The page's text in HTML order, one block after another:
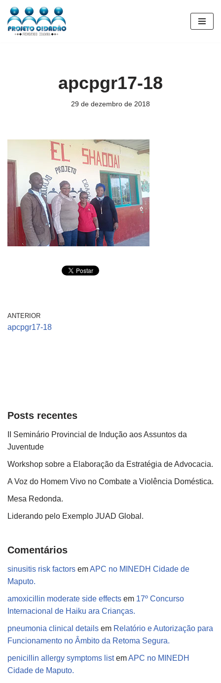
Pular
apcpgr17-18
29 de dezembro de 2018
ANTERIOR
apcpgr17-18
Posts recentes
II Seminário Provincial de Indução aos Assuntos da
Juventude
Workshop sobre a Elaboração da Estratégia de Advocacia.
A Voz do Homem Vivo no Combate a Violência Doméstica.
Mesa Redonda.
Liderando pelo Exemplo JUAD Global.
Comentários
sinusitis risk factors emAPC no MINEDH Cidade de
Maputo.
amoxicillin moderate side effects em 17º Concurso
Internacional de Haiku ara Crianças.
pneumonia clinical details em Relatório e Autorização para
Funcionamento no Âmbito da Retoma Segura.
penicillin allergy symptoms listemAPC no MINEDH
Cidade de Maputo.